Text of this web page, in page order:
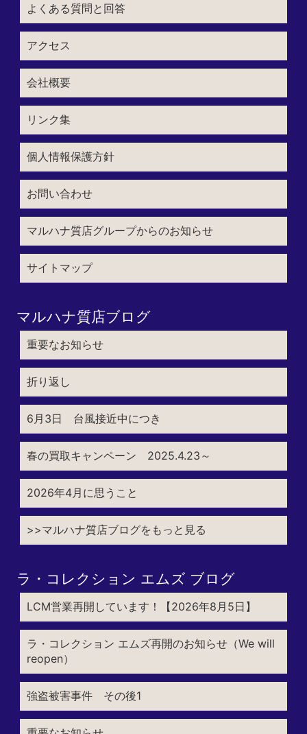
よくある質問と回答
アクセス
会社概要
リンク集
個人情報保護方針
お問い合わせ
マルハナ質店グループからのお知らせ
サイトマップ
マルハナ質店ブログ
重要なお知らせ
折り返し
6月3日 台風接近中につき
春の買取キャンペーン 2025.4.23～
2026年4月に思うこと
>>マルハナ質店ブログをもっと見る
ラ・コレクション エムズ ブログ
LCM営業再開しています！【2026年8月5日】
ラ・コレクション エムズ再開のお知らせ（We will
reopen）
強盗被害事件 その後1